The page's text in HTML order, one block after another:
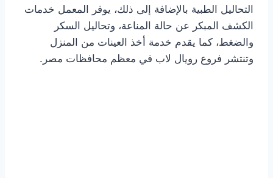
التحاليل الطبية بالإضافة إلى ذلك، يوفر المعمل خدمات
الكشف المبكر عن حالة المناعة، وتحاليل السكر
والضغط، كما يقدم خدمة أخذ العينات من المنزل
وتنتشر فروع رويال لاب في معظم محافظات مصر.